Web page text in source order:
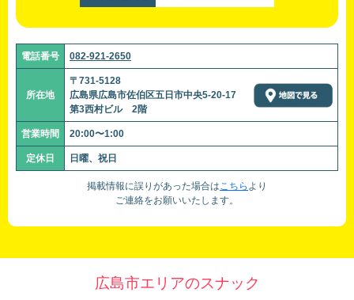
電話番号 082-921-2650
所在地
〒731-5128
広島県広島市佐伯区五日市中央5-20-17
第3西村ビル 2階
営業時間 20:00〜1:00
定休日 日曜、祝日
掲載情報に誤りがあった場合はこちら より
ご連絡をお願いいたします。
広島市エリアのスナック